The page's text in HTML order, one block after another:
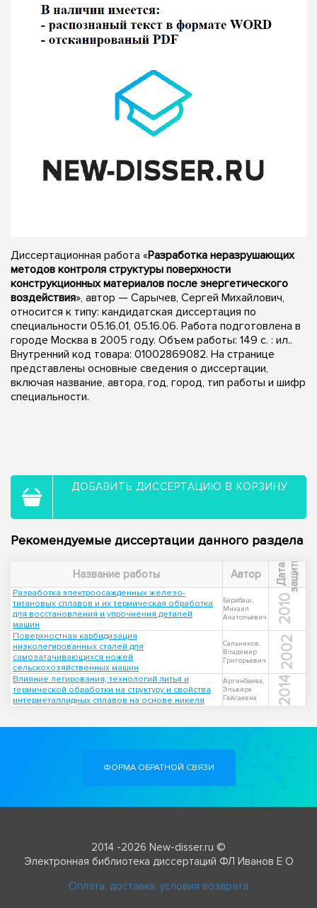
Диссертационная работа «Разработка неразрушающих
методов контроля структуры поверхности
конструкционных материалов после энергетического
воздействия», автор — Сарычев, Сергей Михайлович,
относится к типу: кандидатская диссертация по
специальности 05.16.01, 05.16.06. Работа подготовлена в
городе Москва в 2005 году. Объем работы: 149 с. : ил..
Внутренний код товара: 01002869082. На странице
представлены основные сведения о диссертации,
включая название, автора, год, город, тип работы и шифр
специальности.
ДОБАВИТЬ ДИССЕРТАЦИЮ В КОРЗИНУ
Рекомендуемые диссертации данного раздела
Название работы Автор Д
а
т
а
з
а
щ
и
т ы
Разработка электроосажденных железо-
титановых сплавов и их термическая обработка
для восстановления и упрочнения деталей
машин
Барабаш,
Михаил
Анатольевич
2010
Поверхностная карбидизация
низколегированных сталей для
самозатачивающихся ножей
сельскохозяйственных машин
Сальников,
Владимир
Григорьевич
2002
Влияние легирования, технологий литья и
термической обработки на структуру и свойства
интерметаллидных сплавов на основе никеля
Аргинбаева,
Эльвира
Гайсаевна
2014
ФОРМА ОБРАТНОЙ СВЯЗИ
2014 -2026 New-disser.ru ©
Электронная библиотека диссертаций ФЛ Иванов Е О
Оплата, доставка, условия возврата